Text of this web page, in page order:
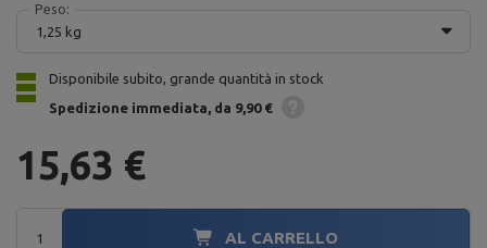
Peso:
1,25 kg
Disponibile subito, grande quantità in stock
Spedizione immediata da 9,90 €
15,63 €
AL CARRELLO